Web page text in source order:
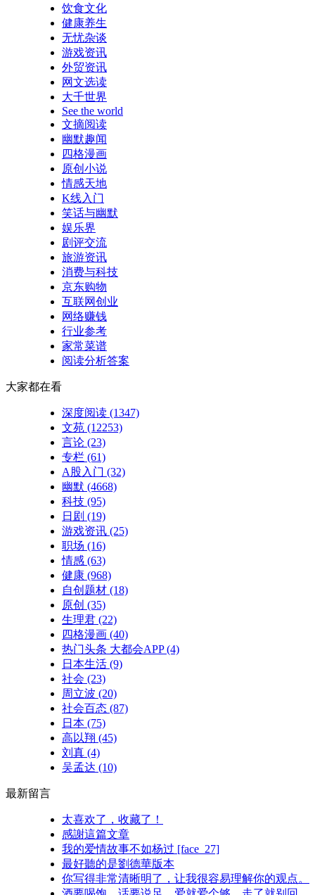
饮食文化
健康养生
无忧杂谈
游戏资讯
外贸资讯
网文选读
大千世界
See the world
文摘阅读
幽默趣闻
四格漫画
原创小说
情感天地
K线入门
笑话与幽默
娱乐界
剧评交流
旅游资讯
消费与科技
京东购物
互联网创业
网络赚钱
行业参考
家常菜谱
阅读分析答案
大家都在看
深度阅读 (1347)
文苑 (12253)
言论 (23)
专栏 (61)
A股入门 (32)
幽默 (4668)
科技 (95)
日剧 (19)
游戏资讯 (25)
职场 (16)
情感 (63)
健康 (968)
自创题材 (18)
原创 (35)
生理君 (22)
四格漫画 (40)
热门头条 大都会APP(4)
日本生活 (9)
社会 (23)
周立波 (20)
社会百态 (87)
日本 (75)
高以翔 (45)
刘真 (4)
吴孟达 (10)
最新留言
太喜欢了，收藏了！
感謝這篇文章
我的爱情故事不如杨过 [face_27]
最好聽的是劉德華版本
你写得非常清晰明了，让我很容易理解你的观点。